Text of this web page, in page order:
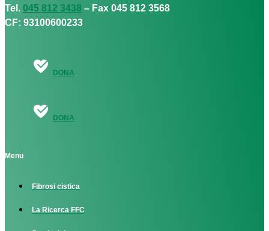
Tel. 045 812 3438 – Fax 045 812 3568
CF: 93100600233
DONA
DONA
Menu
Fibrosi cistica
La Ricerca FFC